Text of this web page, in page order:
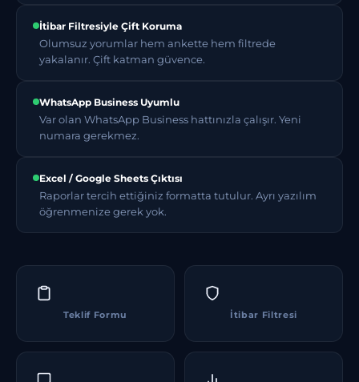
İtibar Filtresiyle Çift Koruma
Olumsuz yorumlar hem ankette hem filtrede
yakalanır. Çift katman güvence.
WhatsApp Business Uyumlu
Var olan WhatsApp Business hattınızla çalışır. Yeni
numara gerekmez.
Excel / Google Sheets Çıktısı
Raporlar tercih ettiğiniz formatta tutulur. Ayrı yazılım
öğrenmenize gerek yok.
Teklif Formu İtibar Filtresi